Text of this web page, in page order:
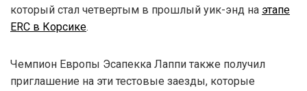
который стал четвертым в прошлый уик-энд на этапе
ERC в Корсике.
Чемпион Европы Эсапекка Лаппи также получил
приглашение на эти тестовые заезды, которые